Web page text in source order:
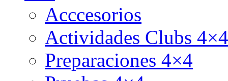
Acccesorios
Actividades Clubs 4×4
Preparaciones 4×4